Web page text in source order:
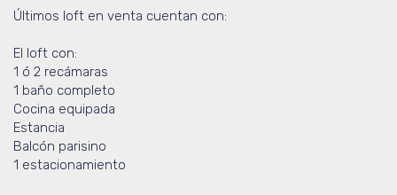
Últimos loft en venta cuentan con:
El loft con:
1 ó 2 recámaras
1 baño completo
Cocina equipada
Estancia
Balcón parisino
1 estacionamiento